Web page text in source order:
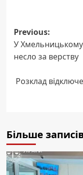
Post
Previous:
У Хмельницькому
несло за верству
Розклад
Більше